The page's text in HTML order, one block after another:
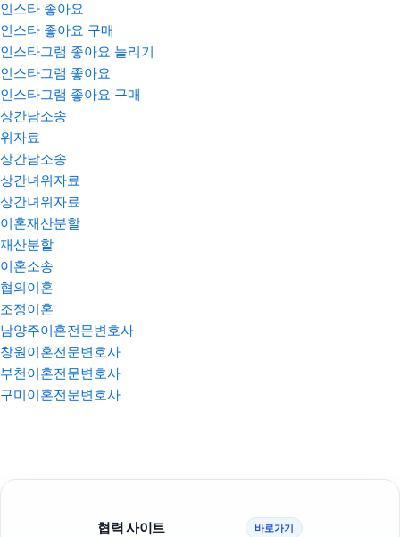
인스타 좋아요
인스타 좋아요 구매
인스타그램 좋아요 늘리기
인스타그램 좋아요
인스타그램 좋아요 구매
상간남소송
위자료
상간남소송
상간녀위자료
상간녀위자료
이혼재산분할
재산분할
이혼소송
협의이혼
조정이혼
남양주이혼전문변호사
창원이혼전문변호사
부천이혼전문변호사
구미이혼전문변호사
협력 사이트 바로가기